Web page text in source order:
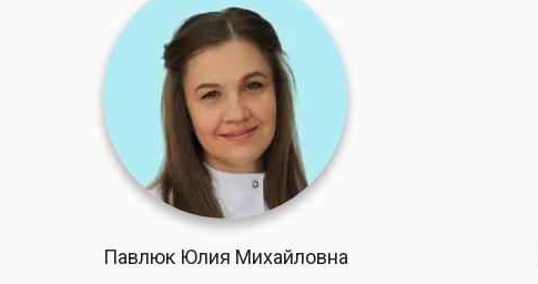
Павлюк Юлия Михайловна